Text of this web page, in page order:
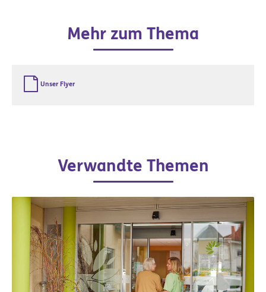
Mehr zum Thema
Unser Flyer
Verwandte Themen